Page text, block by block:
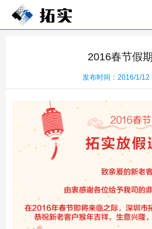
2016春节假
发布时间：2016/1/12